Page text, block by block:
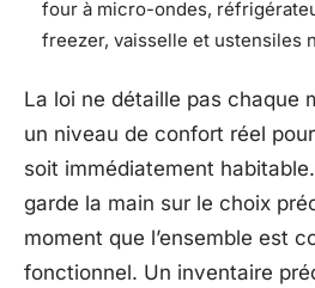
four à micro-ondes,
freezer, vaisselle et ustensiles
La loi ne détaille pas chaque
un niveau de confort réel
soit immédiatement
garde la main sur le choix
moment que l’ensemble est
fonctionnel. Un inventaire